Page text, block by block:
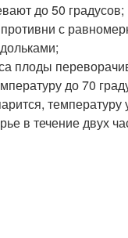
до 50 градусов;
с
плоды
до 70
в течение двух